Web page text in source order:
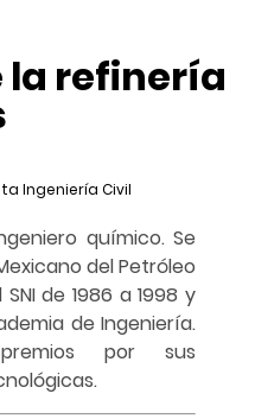
la refinería
Ingeniería Civil
químico. Se
del Petróleo
de 1986 a 1998 y
de Ingeniería.
por sus